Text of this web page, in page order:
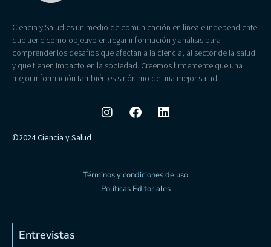
Ciencia y Salud es un medio de comunicación en línea e independiente
que tiene como objetivo entregar información y análisis para
comprender los desafíos que afectan a la ciencia, al sector de la salud
y que tienen impacto en la sociedad. Creemos firmemente que una
mejor información también es sinónimo de una mejor salud.
©2024 Ciencia y Salud
Términos y condiciones de uso
Políticas Editoriales
Entrevistas